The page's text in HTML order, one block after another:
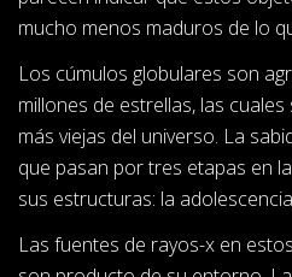
mucho menos maduros de lo
Los cúmulos globulares son
millones de estrellas, las
más viejas del universo. La
que pasan por tres etapas en
sus estructuras: la
Las fuentes de rayos-x en